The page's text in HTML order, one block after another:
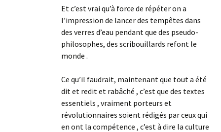
Et c’est vrai qu’à force de répéter on a
l’impression de lancer des tempêtes dans
des verres d’eau pendant que des pseudo-
philosophes, des scribouillards refont le
monde .
Ce qu’il faudrait, maintenant que tout a été
dit et redit et rabâché , c’est que des textes
essentiels , vraiment porteurs et
révolutionnaires soient rédigés par ceux qui
en ont la compétence , c’est à dire la culture